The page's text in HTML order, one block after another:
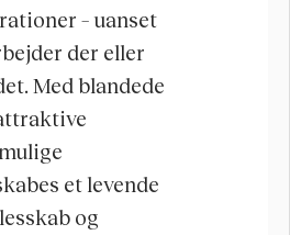
– uanset
der eller
Med blandede
et levende
og